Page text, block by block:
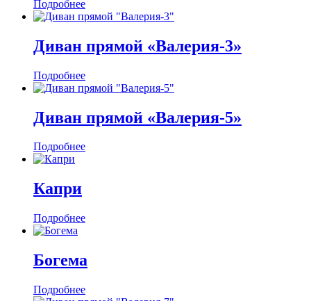
Подробнее
Диван прямой «Валерия-3»
Подробнее
Диван прямой «Валерия-5»
Подробнее
Капри
Подробнее
Богема
Подробнее